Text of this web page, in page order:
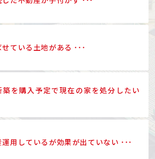
せている土地がある ･･･
築を購入予定で現在の家を処分したい
運用しているが効果が出ていない ･･･